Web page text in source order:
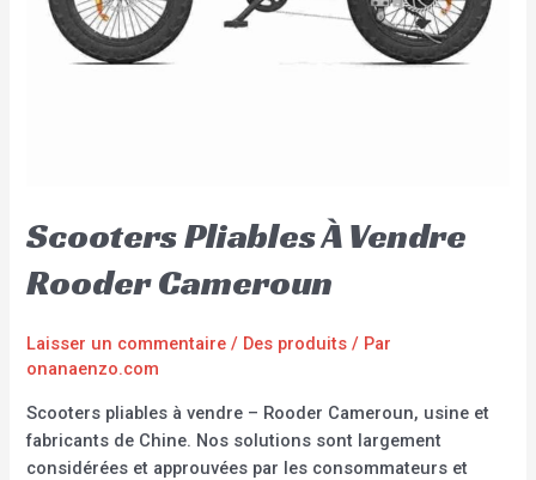
Scooters Pliables À Vendre
Rooder Cameroun
Laisser un commentaire / Des produits / Par
onanaenzo.com
Scooters pliables à vendre – Rooder Cameroun, usine et
fabricants de Chine. Nos solutions sont largement
considérées et approuvées par les consommateurs et